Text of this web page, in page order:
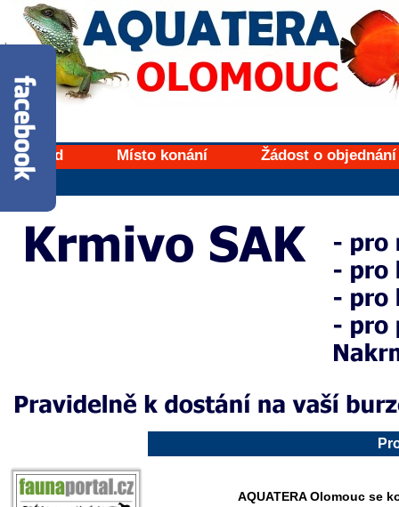
Úvod Místo konání Žádost o
AQUATERA Olomouc se